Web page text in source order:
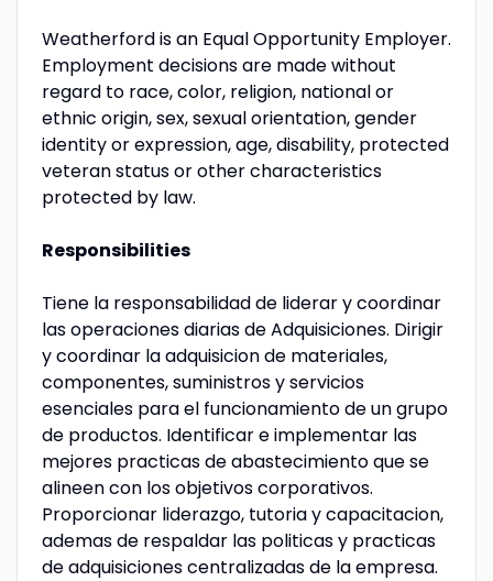
Weatherford is an Equal Opportunity Employer.
Employment decisions are made without
regard to race, color, religion, national or
ethnic origin, sex, sexual orientation, gender
identity or expression, age, disability, protected
veteran status or other characteristics
protected by law.
Responsibilities
Tiene la responsabilidad de liderar y coordinar
las operaciones diarias de Adquisiciones. Dirigir
y coordinar la adquisicion de materiales,
componentes, suministros y servicios
esenciales para el funcionamiento de un grupo
de productos. Identificar e implementar las
mejores practicas de abastecimiento que se
alineen con los objetivos corporativos.
Proporcionar liderazgo, tutoria y capacitacion,
ademas de respaldar las politicas y practicas
de adquisiciones centralizadas de la empresa.